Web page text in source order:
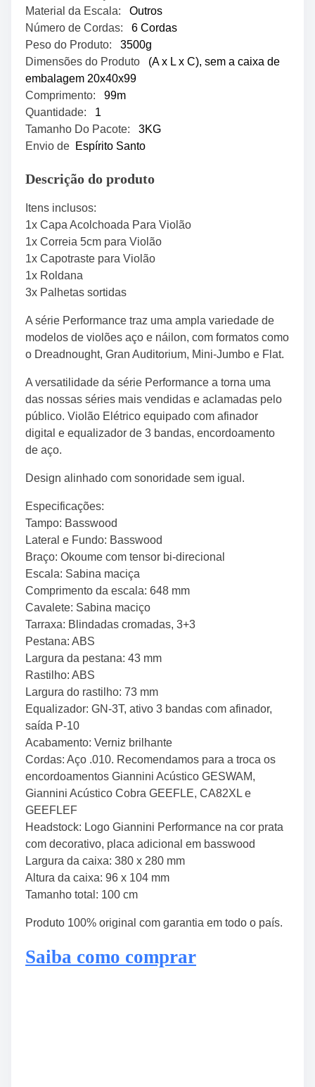
Material da Escala: Outros
Número de Cordas: 6 Cordas
Peso do Produto:
3500g
Dimensões do Produto (A x L x C), sem a caixa de
embalagem 20x40x99
Comprimento: 99m
Quantidade: 1
Tamanho Do Pacote:
3KG
Envio de Espírito Santo
Descrição do produto
Itens inclusos:
1x Capa Acolchoada Para Violão
1x Correia 5cm para Violão
1x Capotraste para Violão
1x Roldana
3x Palhetas sortidas
A série Performance traz uma ampla variedade de
modelos de violões aço e náilon, com formatos como
o Dreadnought, Gran Auditorium, Mini-Jumbo e Flat.
A versatilidade da série Performance a torna uma
das nossas séries mais vendidas e aclamadas pelo
público. Violão Elétrico equipado com afinador
digital e equalizador de 3 bandas, encordoamento
de aço.
Design alinhado com sonoridade sem igual.
Especificações:
Tampo: Basswood
Lateral e Fundo: Basswood
Braço: Okoume com tensor bi-direcional
Escala: Sabina maciça
Comprimento da escala: 648 mm
Cavalete: Sabina maciço
Tarraxa: Blindadas cromadas, 3+3
Pestana: ABS
Largura da pestana: 43 mm
Rastilho: ABS
Largura do rastilho: 73 mm
Equalizador: GN-3T, ativo 3 bandas com afinador,
saída P-10
Acabamento: Verniz brilhante
Cordas: Aço .010. Recomendamos para a troca os
encordoamentos Giannini Acústico GESWAM,
Giannini Acústico Cobra GEEFLE, CA82XL e
GEEFLEF
Headstock: Logo Giannini Performance na cor prata
com decorativo, placa adicional em basswood
Largura da caixa: 380 x 280 mm
Altura da caixa: 96 x 104 mm
Tamanho total: 100 cm
Produto 100% original com garantia em todo o país.
Saiba como comprar